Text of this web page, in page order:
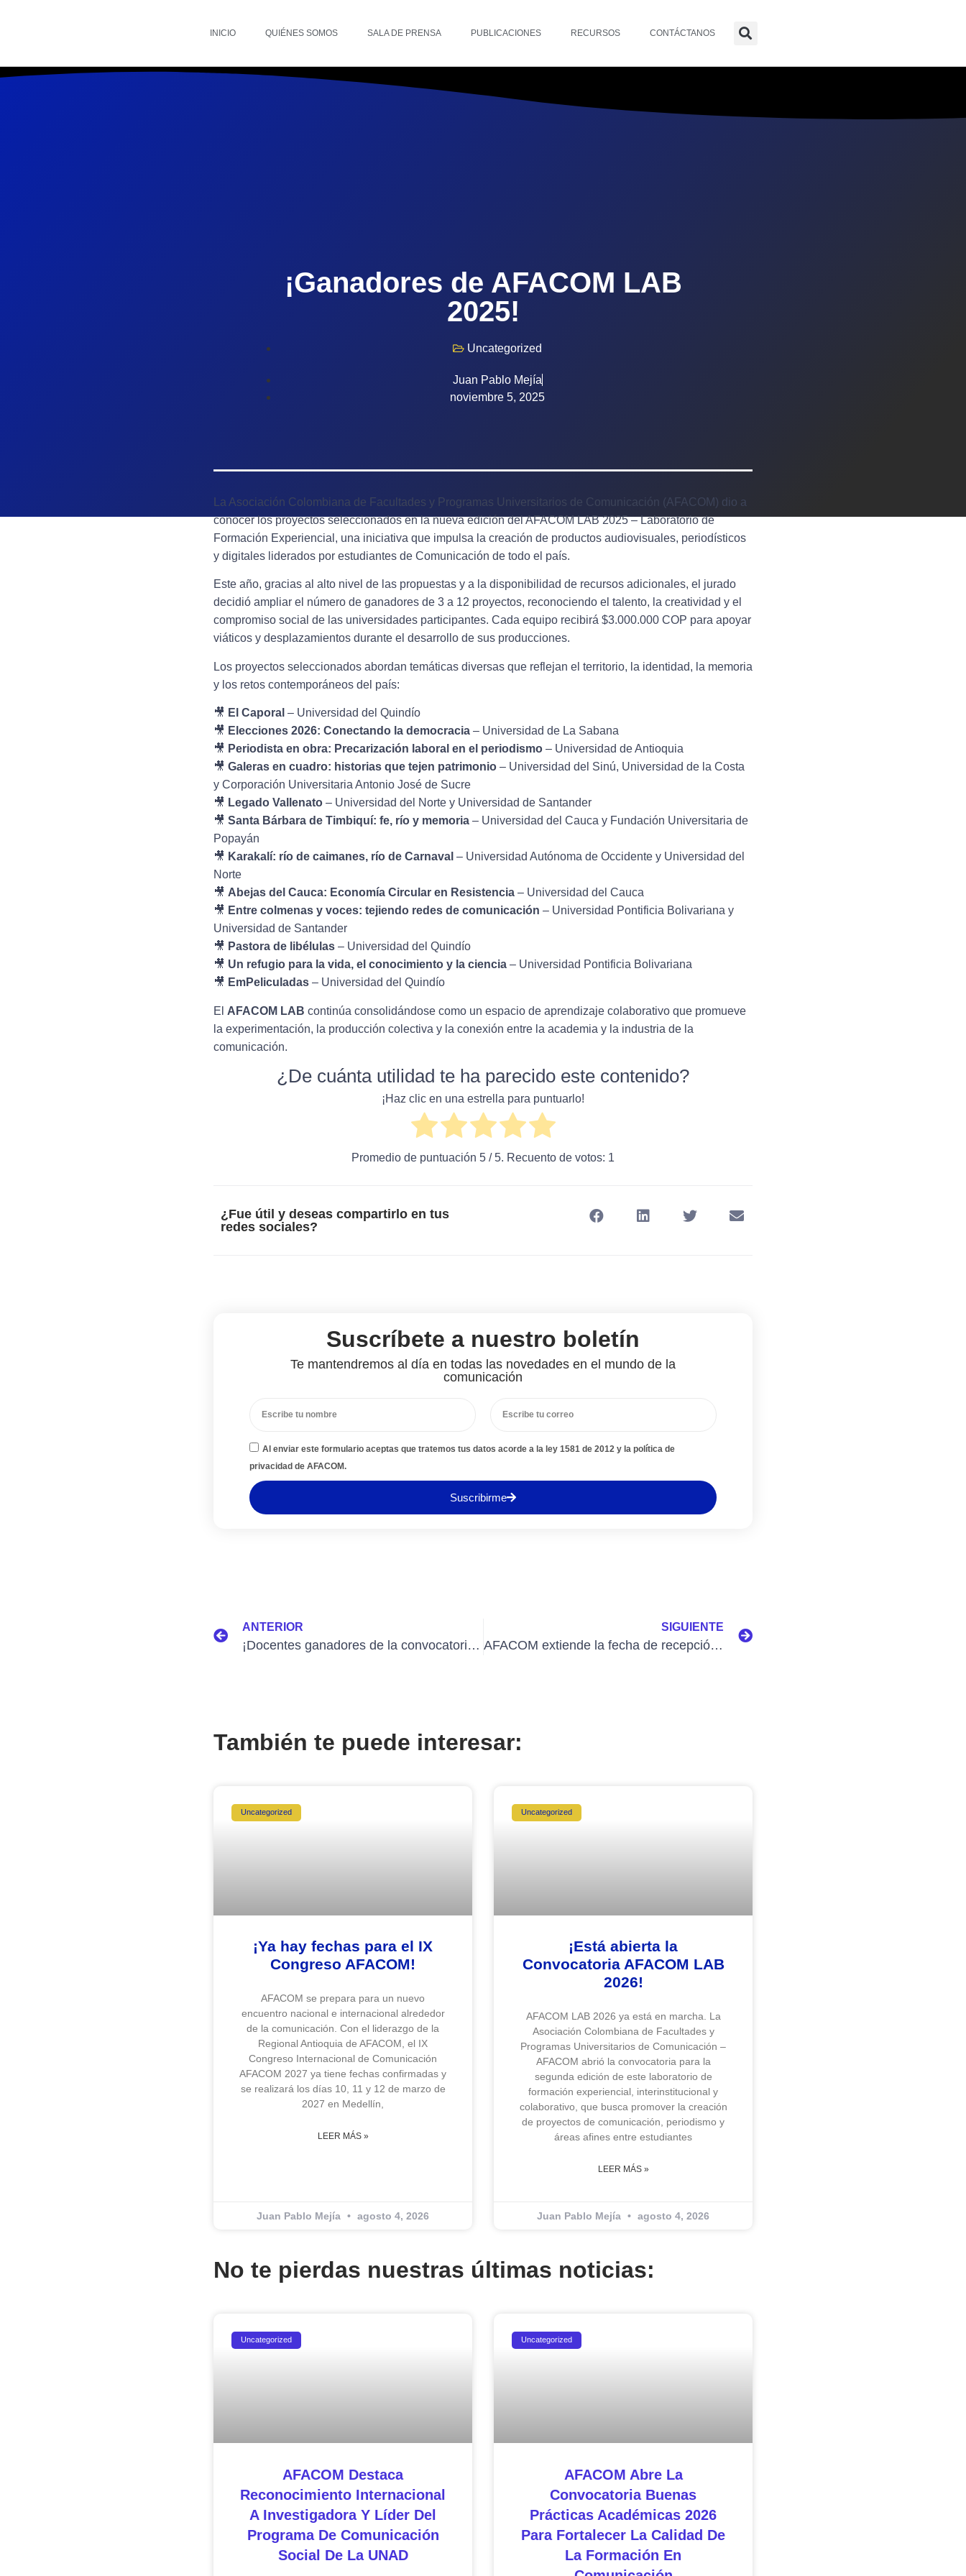
INICIO QUIÉNES SOMOS SALA DE PRENSA PUBLICACIONES RECURSOS CONTÁCTANOS
¡Ganadores de AFACOM LAB
2025!
Uncategorized
Juan Pablo Mejía
noviembre 5, 2025
La Asociación Colombiana de Facultades y Programas Universitarios de Comunicación (AFACOM) dio a
conocer los proyectos seleccionados en la nueva edición del AFACOM LAB 2025 – Laboratorio de
Formación Experiencial, una iniciativa que impulsa la creación de productos audiovisuales, periodísticos
y digitales liderados por estudiantes de Comunicación de todo el país.
Este año, gracias al alto nivel de las propuestas y a la disponibilidad de recursos adicionales, el jurado
decidió ampliar el número de ganadores de 3 a 12 proyectos, reconociendo el talento, la creatividad y el
compromiso social de las universidades participantes. Cada equipo recibirá $3.000.000 COP para apoyar
viáticos y desplazamientos durante el desarrollo de sus producciones.
Los proyectos seleccionados abordan temáticas diversas que reflejan el territorio, la identidad, la memoria
y los retos contemporáneos del país:
🎥 El Caporal – Universidad del Quindío
🎥 Elecciones 2026: Conectando la democracia – Universidad de La Sabana
🎥 Periodista en obra: Precarización laboral en el periodismo – Universidad de Antioquia
🎥 Galeras en cuadro: historias que tejen patrimonio – Universidad del Sinú, Universidad de la Costa
y Corporación Universitaria Antonio José de Sucre
🎥 Legado Vallenato – Universidad del Norte y Universidad de Santander
🎥 Santa Bárbara de Timbiquí: fe, río y memoria – Universidad del Cauca y Fundación Universitaria de
Popayán
🎥 Karakalí: río de caimanes, río de Carnaval – Universidad Autónoma de Occidente y Universidad del
Norte
🎥 Abejas del Cauca: Economía Circular en Resistencia – Universidad del Cauca
🎥 Entre colmenas y voces: tejiendo redes de comunicación – Universidad Pontificia Bolivariana y
Universidad de Santander
🎥 Pastora de libélulas – Universidad del Quindío
🎥 Un refugio para la vida, el conocimiento y la ciencia – Universidad Pontificia Bolivariana
🎥 EmPeliculadas – Universidad del Quindío
El AFACOM LAB continúa consolidándose como un espacio de aprendizaje colaborativo que promueve
la experimentación, la producción colectiva y la conexión entre la academia y la industria de la
comunicación.
¿De cuánta utilidad te ha parecido este contenido?
¡Haz clic en una estrella para puntuarlo!
Promedio de puntuación 5 / 5. Recuento de votos: 1
¿Fue útil y deseas compartirlo en tus
redes sociales?
Suscríbete a nuestro boletín
Te mantendremos al día en todas las novedades en el mundo de la
comunicación
Al enviar este formulario aceptas que tratemos tus datos acorde a la ley 1581 de 2012 y la política de
privacidad de AFACOM.
Suscribirme
ANTERIOR
¡Docentes ganadores de la convocatoria Estímulos Económicos 2025!
SIGUIENTE
AFACOM extiende la fecha de recepción de resúmenes para el VIII Congreso Nacional e Internacional de Comunicación
También te puede interesar:
Uncategorized
¡Ya hay fechas para el IX
Congreso AFACOM!
AFACOM se prepara para un nuevo
encuentro nacional e internacional alrededor
de la comunicación. Con el liderazgo de la
Regional Antioquia de AFACOM, el IX
Congreso Internacional de Comunicación
AFACOM 2027 ya tiene fechas confirmadas y
se realizará los días 10, 11 y 12 de marzo de
2027 en Medellín,
LEER MÁS »
Juan Pablo Mejía agosto 4, 2026
Uncategorized
¡Está abierta la
Convocatoria AFACOM LAB
2026!
AFACOM LAB 2026 ya está en marcha. La
Asociación Colombiana de Facultades y
Programas Universitarios de Comunicación –
AFACOM abrió la convocatoria para la
segunda edición de este laboratorio de
formación experiencial, interinstitucional y
colaborativo, que busca promover la creación
de proyectos de comunicación, periodismo y
áreas afines entre estudiantes
LEER MÁS »
Juan Pablo Mejía agosto 4, 2026
No te pierdas nuestras últimas noticias:
Uncategorized
AFACOM Destaca
Reconocimiento Internacional
A Investigadora Y Líder Del
Programa De Comunicación
Social De La UNAD
Uncategorized
AFACOM Abre La
Convocatoria Buenas
Prácticas Académicas 2026
Para Fortalecer La Calidad De
La Formación En